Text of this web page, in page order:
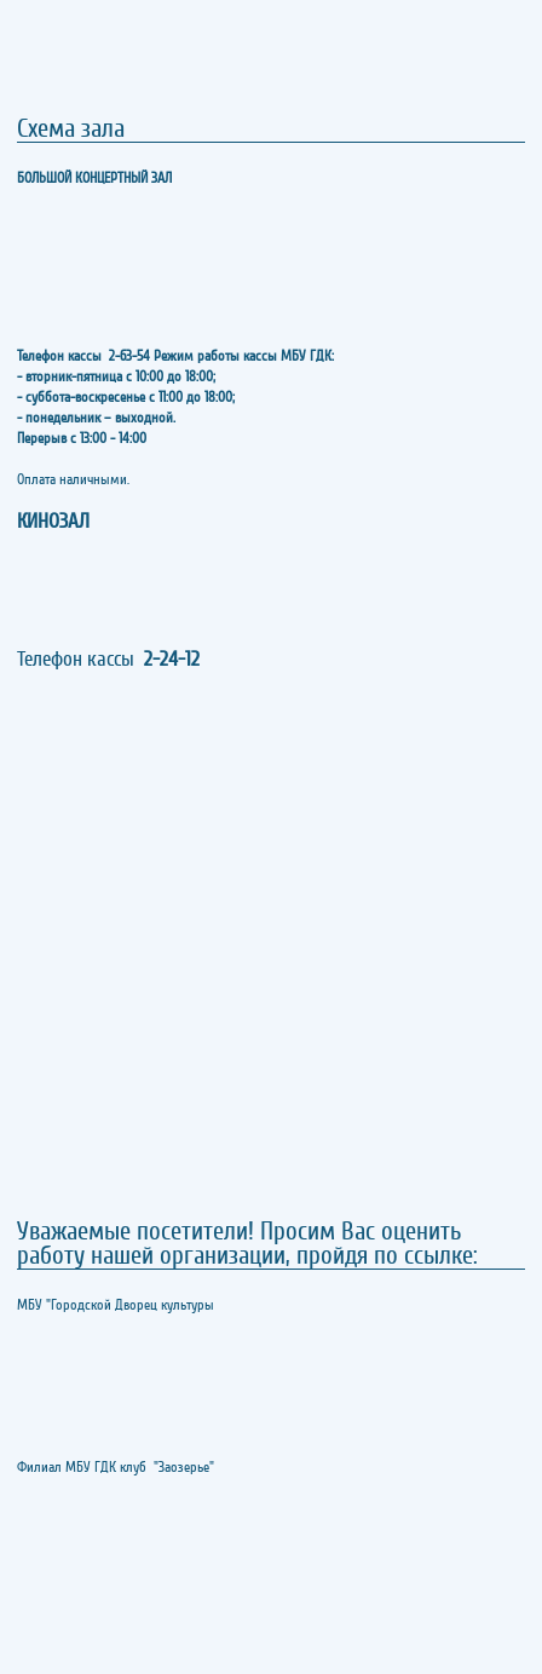
Схема зала
БОЛЬШОЙ КОНЦЕРТНЫЙ ЗАЛ
Телефон кассы 2-63-54 Режим работы кассы МБУ ГДК:
- вторник-пятница с 10:00 до 18:00;
- суббота-воскресенье с 11:00 до 18:00;
- понедельник – выходной.
Перерыв с 13:00 - 14:00
​​​​​​​Оплата наличными.
КИНОЗАЛ
Телефон кассы 2-24-12
Уважаемые посетители! Просим Вас оценить
работу нашей организации, пройдя по ссылке:
МБУ "Городской Дворец культуры
Филиал МБУ ГДК клуб "Заозерье"